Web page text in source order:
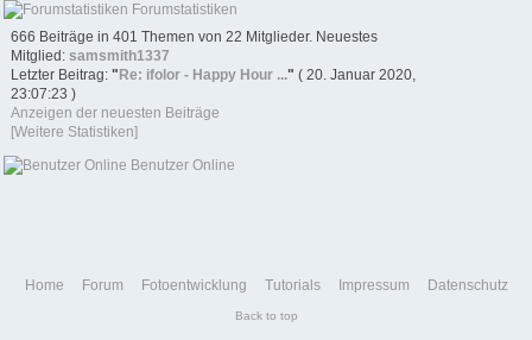
Forumstatistiken
666 Beiträge in 401 Themen von 22 Mitglieder. Neuestes
Mitglied:samsmith1337
Letzter Beitrag:"Re: ifolor - Happy Hour ..." ( 20. Januar 2020,
23:07:23 )
Anzeigen der neuesten Beiträge
[Weitere Statistiken]
Benutzer Online
Home Forum Fotoentwicklung Tutorials Impressum Datenschutz
Back to top